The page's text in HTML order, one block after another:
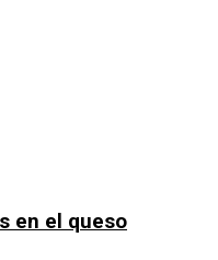
en el queso